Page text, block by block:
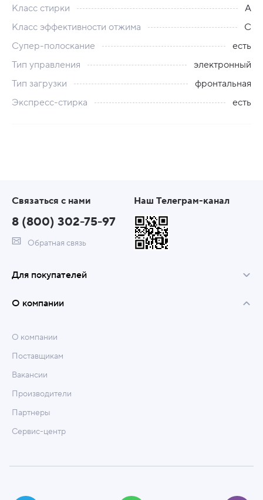
Класс стирки
A
Класс эффективности отжима
C
Супер-полоскание
есть
Тип управления
электронный
Тип загрузки
фронтальная
Экспресс-стирка
есть
Связаться с нами
8 (800) 302-75-97
Обратная связь
Наш Телеграм-канал
Для покупателей
О компании
О компании
Поставщикам
Вакансии
Производители
Партнеры
Сервис-центр